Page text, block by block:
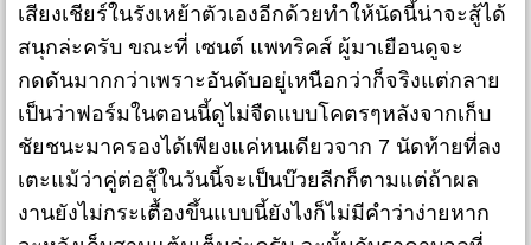
เสียงเชียร์ในรังเหย้าตัวเองอีกด้วยทำให้นัดนี้น่าจะสู้ได้
สนุกล่ะครับ ขณะที่ เซนต์ แพทริคส์ ผู้มาเยือนดูจะ
กดดันมากกว่าเพราะอันดับอยู่เหนือกว่าก็จริงแต่กลาย
เป็นว่าฟอร์มในตอนนี้ดูไม่จืดแบบโคตรๆหลังจากเก็บ
ชัยชนะมาครองได้เพียงแค่หนเดียวจาก 7 นัดท้ายที่ลง
เตะแม้ว่าคู่ต่อสู้ในวันนี้จะเป็นบ๊วยลีกก็ตามแต่ถ้าผล
งานยังไม่กระเตื้องขึ้นแบบนี้ยังไงก็ไม่มีคำว่าง่ายหาก